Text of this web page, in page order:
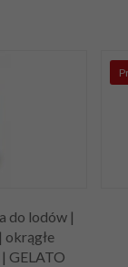
do lodów |
GELATO